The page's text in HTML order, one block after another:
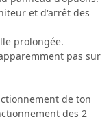
et d'arrêt des
prolongée.
pas sur
de ton
des 2